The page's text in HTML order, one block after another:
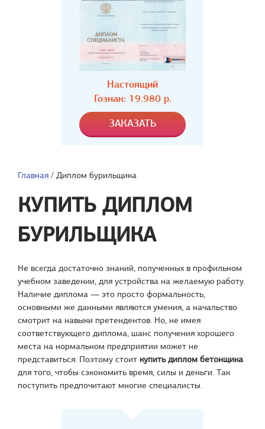
Настоящий
Гознак: 19.980 р.
Главная / Диплом бурильщика
КУПИТЬ ДИПЛОМ
БУРИЛЬЩИКА
Не всегда достаточно знаний, полученных в профильном
учебном заведении, для устройства на желаемую работу.
Наличие диплома — это просто формальность,
основными же данными являются умения, а начальство
смотрит на навыки претендентов. Но, не имея
соответствующего диплома, шанс получения хорошего
места на нормальном предприятии может не
представиться. Поэтому стоит купить диплом бетонщика
для того, чтобы сэкономить время, силы и деньги. Так
поступить предпочитают многие специалисты.